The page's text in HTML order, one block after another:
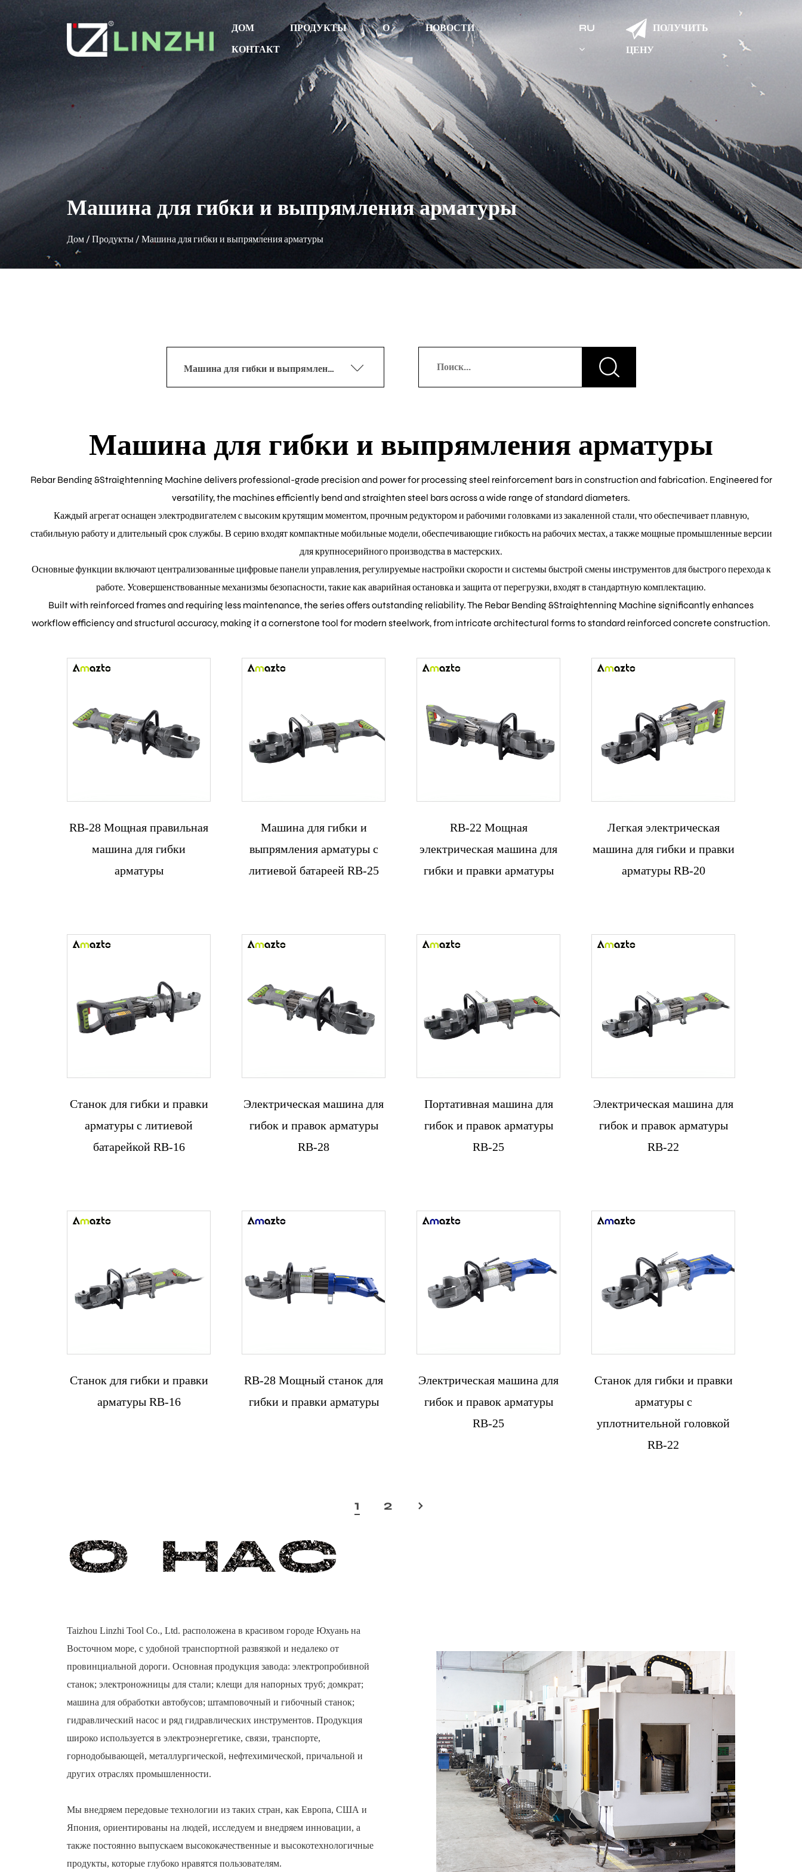
ДОМ ПРОДУКТЫ О
НОВОСТИ
КОНТАКТ
RU
ПОЛУЧИТЬ
ЦЕНУ
Машина для гибки и выпрямления арматуры
Дом / Продукты / Машина для гибки и выпрямления арматуры
Машина для гибки и выпрямления арматуры
Машина для гибки и выпрямления арматуры
Rebar Bending &Straightenning Machine delivers professional-grade precision and power for processing steel reinforcement bars in construction and fabrication. Engineered for
versatility, the machines efficiently bend and straighten steel bars across a wide range of standard diameters.
Каждый агрегат оснащен электродвигателем с высоким крутящим моментом, прочным редуктором и рабочими головками из закаленной стали, что обеспечивает плавную,
стабильную работу и длительный срок службы. В серию входят компактные мобильные модели, обеспечивающие гибкость на рабочих местах, а также мощные промышленные версии
для крупносерийного производства в мастерских.
Основные функции включают централизованные цифровые панели управления, регулируемые настройки скорости и системы быстрой смены инструментов для быстрого перехода к
работе. Усовершенствованные механизмы безопасности, такие как аварийная остановка и защита от перегрузки, входят в стандартную комплектацию.
Built with reinforced frames and requiring less maintenance, the series offers outstanding reliability. The Rebar Bending &Straightenning Machine significantly enhances
workflow efficiency and structural accuracy, making it a cornerstone tool for modern steelwork, from intricate architectural forms to standard reinforced concrete construction.
Связаться с
нами
RB-28 Мощная правильная
машина для гибки
арматуры
Связаться с
нами
Машина для гибки и
выпрямления арматуры с
литиевой батареей RB-25
Связаться с
нами
RB-22 Мощная
электрическая машина для
гибки и правки арматуры
Связаться с
нами
Легкая электрическая
машина для гибки и правки
арматуры RB-20
Связаться с
нами
Станок для гибки и правки
арматуры с литиевой
батарейкой RB-16
нами
Электрическая машина для
гибок и правок арматуры
RB-28
нами
Портативная машина для
гибок и правок арматуры
RB-25
нами
Электрическая машина для
гибок и правок арматуры
RB-22
Связаться с
Станок для гибки и правки
арматуры RB-16
Связаться с
RB-28 Мощный станок для
гибки и правки арматуры
нами
Электрическая машина для
гибок и правок арматуры
RB-25
Связаться с
нами
Станок для гибки и правки
арматуры с
уплотнительной головкой
RB-22
1 2 ›
Taizhou Linzhi Tool Co., Ltd. расположена в красивом городе Юхуань на
Восточном море, с удобной транспортной развязкой и недалеко от
провинциальной дороги. Основная продукция завода: электропробивной
станок; электроножницы для стали; клещи для напорных труб; домкрат;
машина для обработки автобусов; штамповочный и гибочный станок;
гидравлический насос и ряд гидравлических инструментов. Продукция
широко используется в электроэнергетике, связи, транспорте,
горнодобывающей, металлургической, нефтехимической, причальной и
других отраслях промышленности.
Мы внедряем передовые технологии из таких стран, как Европа, США и
Япония, ориентированы на людей, исследуем и внедряем инновации, а
также постоянно выпускаем высококачественные и высокотехнологичные
продукты, которые глубоко нравятся пользователям.